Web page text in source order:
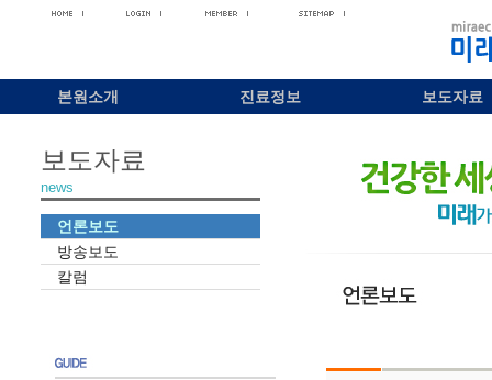
본원소개 진료정보 보도자료
보도자료
news
언론보도
방송보도
칼럼